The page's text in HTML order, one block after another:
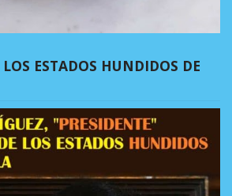
ESTADOS HUNDIDOS DE